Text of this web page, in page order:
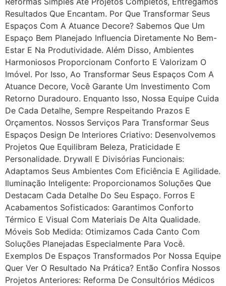
Resultados Que Encantam. Por Que Transformar Seus
Espaços Com A Atuance Decore? Sabemos Que Um
Espaço Bem Planejado Influencia Diretamente No Bem-
Estar E Na Produtividade. Além Disso, Ambientes
Harmoniosos Proporcionam Conforto E Valorizam O
Imóvel. Por Isso, Ao Transformar Seus Espaços Com A
Atuance Decore, Você Garante Um Investimento Com
Retorno Duradouro. Enquanto Isso, Nossa Equipe Cuida
De Cada Detalhe, Sempre Respeitando Prazos E
Orçamentos. Nossos Serviços Para Transformar Seus
Espaços Design De Interiores Criativo: Desenvolvemos
Projetos Que Equilibram Beleza, Praticidade E
Personalidade. Drywall E Divisórias Funcionais:
Adaptamos Seus Ambientes Com Eficiência E Agilidade.
Iluminação Inteligente: Proporcionamos Soluções Que
Destacam Cada Detalhe Do Seu Espaço. Forros E
Acabamentos Sofisticados: Garantimos Conforto
Térmico E Visual Com Materiais De Alta Qualidade.
Móveis Sob Medida: Otimizamos Cada Canto Com
Soluções Planejadas Especialmente Para Você.
Exemplos De Espaços Transformados Por Nossa Equipe
Quer Ver O Resultado Na Prática? Então Confira Nossos
Projetos Anteriores: Reforma De Consultórios Médicos